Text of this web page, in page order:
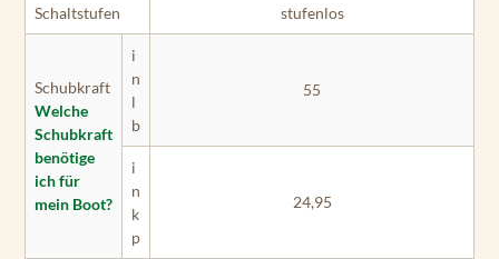
Schaltstufen stufenlos
Schubkraft
Welche
Schubkraft
benötige
ich für
mein Boot?
i
n
l
b
55
i
n
k
p
24,95